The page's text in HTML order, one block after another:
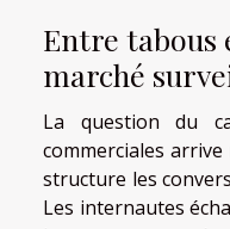
Entre tabous
marché
La question du
commerciales
structure les
Les internautes